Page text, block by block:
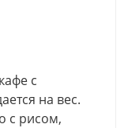
с
на вес.
с рисом,